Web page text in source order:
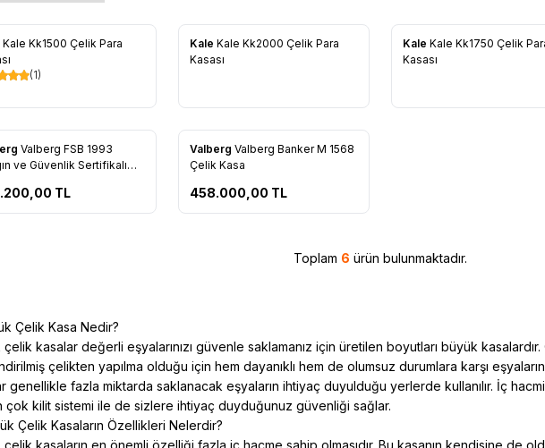
Ekle
Kale Kk1500 Çelik Para
(1)
Favorilere Ekle
Kale Kale Kk2000 Çelik Para
Kasası
Favorilere Ekle
Kale Kale Kk1750 Çelik
Kasası
Ekle
Valberg FSB 1993
ve Güvenlik Sertifikalı
TL
Favorilere Ekle
Ön Sipariş Ver!
Valberg Valberg Banker M 1568
Çelik Kasa
458.000,00 TL
Toplam 6 ürün bulunmaktadır.
Çelik Kasa Nedir?
çelik kasalar değerli eşyalarınızı güvenle saklamanız için üretilen boyutları büyük
çelikten yapılma olduğu için hem dayanıklı hem de olumsuz durumlara karşı
genellikle fazla miktarda saklanacak eşyaların ihtiyaç duyulduğu yerlerde kullanılır. İç
çok kilit sistemi ile de sizlere ihtiyaç duyduğunuz güvenliği sağlar.
Çelik Kasaların Özellikleri Nelerdir?
çelik kasaların en önemli özelliği fazla iç hacme sahip olmasıdır. Bu kasanın kendisine de